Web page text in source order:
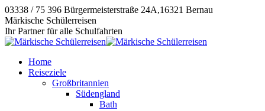
Zum
Inhalt
springen
03338 / 75 396 Bürgermeisterstraße 24A,16321 Bernau
Instagram
page
opens
new
window
E-
Mail
page
new
Facebook
page
opens
new
window
Märkische Schülerreisen
Ihr Partner für alle Schulfahrten
Home
Reiseziele
Großbritannien
Südengland
Bath